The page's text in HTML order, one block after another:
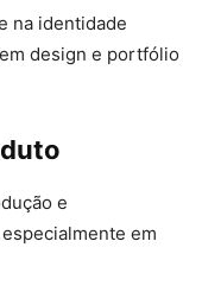
na identidade
design e portfólio
e
em